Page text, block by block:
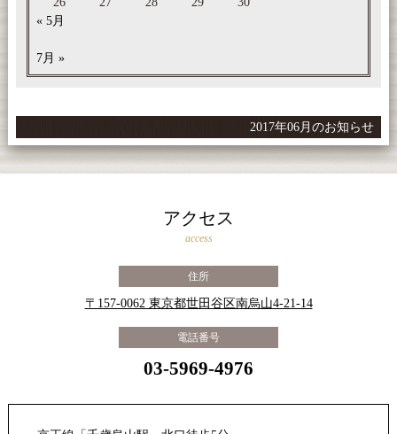
« 5月
7月 »
2017年06月のお知らせ
アクセス
access
住所
〒157-0062 東京都世田谷区南烏山4-21-14
電話番号
03-5969-4976